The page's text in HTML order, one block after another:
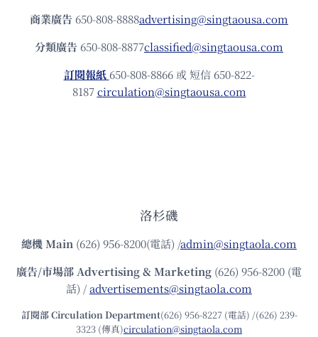
商業廣告 650-808-8888advertising@singtaousa.com
分類廣告 650-808-8877classified@singtaousa.com
訂閱報紙 650-808-8866 或 短信 650-822-
8187circulation@singtaousa.com
洛杉磯
總機Main (626) 956-8200(電話) /admin@singtaola.com
廣告/市場部Advertising & Marketing (626) 956-8200 (電
話) /advertisements@singtaola.com
訂閱部 Circulation Department(626) 956-8227 (電話) /(626) 239-
3323 (傳真)circulation@singtaola.com